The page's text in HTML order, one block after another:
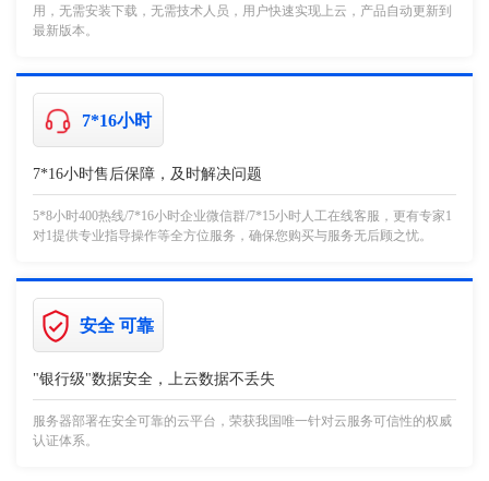
用，无需安装下载，无需技术人员，用户快速实现上云，产品自动更新到
最新版本。
7*16小时
7*16小时售后保障，及时解决问题
5*8小时400热线/7*16小时企业微信群/7*15小时人工在线客服，更有专家1
对1提供专业指导操作等全方位服务，确保您购买与服务无后顾之忧。
安全 可靠
"银行级"数据安全，上云数据不丢失
服务器部署在安全可靠的云平台，荣获我国唯一针对云服务可信性的权威
认证体系。